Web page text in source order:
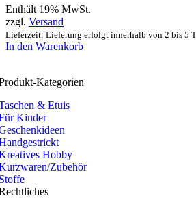
Enthält 19% MwSt.
zzgl. Versand
Lieferzeit: Lieferung erfolgt innerhalb von 2 bis 5
In den Warenkorb
Kategorien
& Etuis
Kinder
Hobby
Zubehör